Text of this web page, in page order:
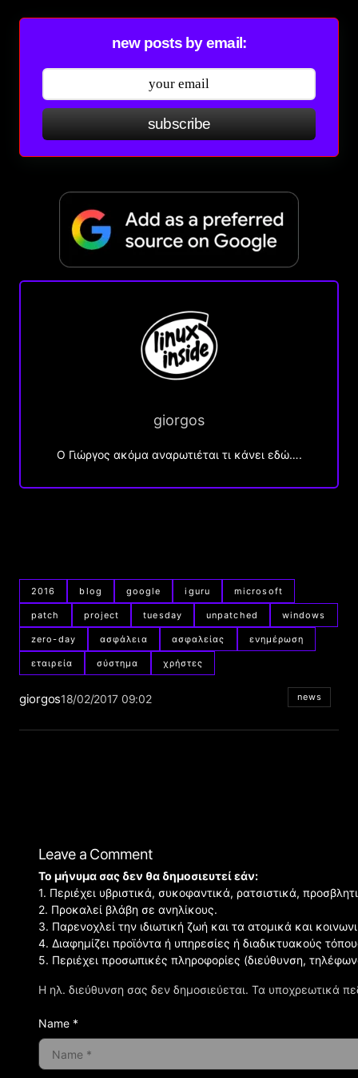
new posts by email:
subscribe
giorgos
Ο Γιώργος ακόμα αναρωτιέται τι κάνει εδώ….
2016 blog google iguru microsoft
patch project tuesday unpatched windows
zero-day ασφάλεια ασφαλείας ενημέρωση
εταιρεία σύστημα χρήστες
giorgos18/02/2017 09:02 news
Leave a Comment
Η ηλ. διεύθυνση σας δεν δημοσιεύεται. Τα υποχρεωτικά
Το μήνυμα σας δεν θα δημοσιευτεί εάν:
1. Περιέχει υβριστικά, συκοφαντικά, ρατσιστικά,
2. Προκαλεί βλάβη σε ανηλίκους.
3. Παρενοχλεί την ιδιωτική ζωή και τα ατομικά και
4. Διαφημίζει προϊόντα ή υπηρεσίες ή διαδικτυακούς
5. Περιέχει προσωπικές πληροφορίες (διεύθυνση,
Name *